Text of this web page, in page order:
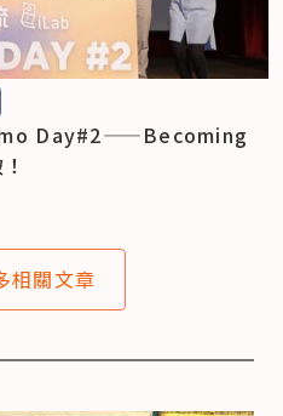
Day#2——Becoming
相關文章